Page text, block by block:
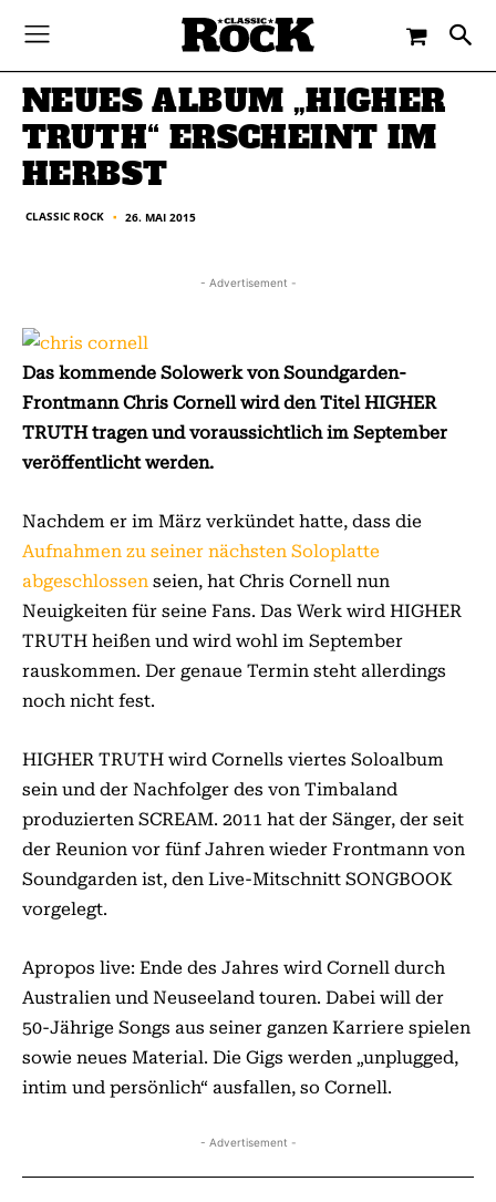
CLASSIC ROCK - 26. MAI 2015
NEUES ALBUM „HIGHER
TRUTH“ ERSCHEINT IM
HERBST
CLASSIC ROCK ■ 26. MAI 2015
- Advertisement -
Das kommende Solowerk von Soundgarden-
Frontmann Chris Cornell wird den Titel HIGHER
TRUTH tragen und voraussichtlich im September
veröffentlicht werden.
Nachdem er im März verkündet hatte, dass die
Aufnahmen zu seiner nächsten Soloplatte
abgeschlossen seien, hat Chris Cornell nun
Neuigkeiten für seine Fans. Das Werk wird HIGHER
TRUTH heißen und wird wohl im September
rauskommen. Der genaue Termin steht allerdings
noch nicht fest.
HIGHER TRUTH wird Cornells viertes Soloalbum
sein und der Nachfolger des von Timbaland
produzierten SCREAM. 2011 hat der Sänger, der seit
der Reunion vor fünf Jahren wieder Frontmann von
Soundgarden ist, den Live-Mitschnitt SONGBOOK
vorgelegt.
Apropos live: Ende des Jahres wird Cornell durch
Australien und Neuseeland touren. Dabei will der
50-Jährige Songs aus seiner ganzen Karriere spielen
sowie neues Material. Die Gigs werden „unplugged,
intim und persönlich“ ausfallen, so Cornell.
- Advertisement -